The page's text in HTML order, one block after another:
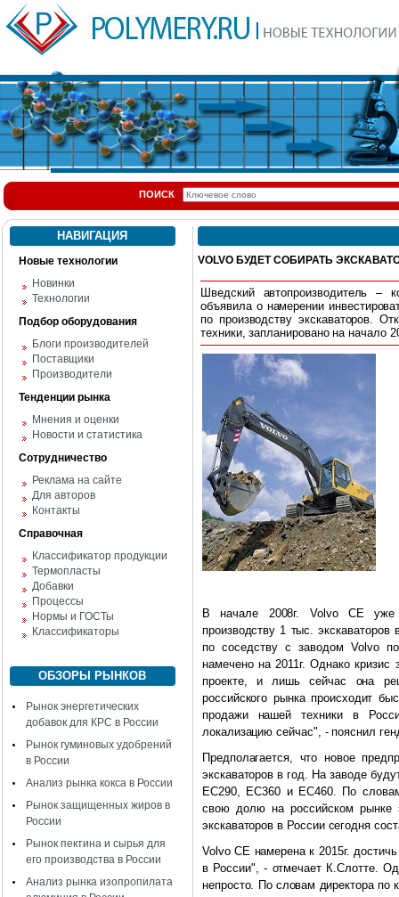
ПОИСК
НАВИГАЦИЯ
Новые технологии
Новинки
Технологии
Подбор оборудования
Блоги производителей
Поставщики
Производители
Тенденции рынка
Мнения и оценки
Новости и статистика
Сотрудничество
Реклама на сайте
Для авторов
Контакты
Справочная
Классификатор продукции
Термопласты
Добавки
Процессы
Нормы и ГОСТы
Классификаторы
ОБЗОРЫ РЫНКОВ
Рынок энергетических
добавок для КРС в России
Рынок гуминовых удобрений
в России
Анализ рынка кокса в России
Рынок защищенных жиров в
России
Рынок пектина и сырья для
его производства в России
Анализ рынка изопропилата
VOLVO БУДЕТ СОБИРАТЬ
Шведский автопроизводитель –
объявила о намерении
по производству экскаваторов.
техники, запланировано на начало
В начале 2008г. Volvo CE уже
производству 1 тыс.
по соседству с заводом Volvo
намечено на 2011г. Однако
проекте, и лишь сейчас она
российского рынка происходит
продажи нашей техники в
локализацию сейчас", - пояснил
Предполагается, что новое
экскаваторов в год. На заводе
ЕС290, ЕС360 и ЕС460. По словам
свою долю на российском рынке
экскаваторов в России сегодня
Volvo CE намерена к 2015г.
в России", - отмечает К.Слотте.
непросто. По словам директора